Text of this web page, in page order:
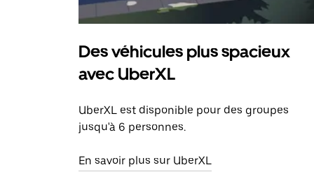
Des véhicules plus spacieux
avec UberXL
UberXL est disponible pour des groupes
jusqu'à 6 personnes.
En savoir plus sur UberXL